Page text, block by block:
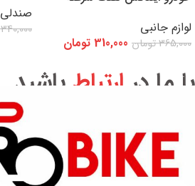
لوازم جانبی
365,000تومان 310,000 تومان
صندلی
340,000
با ما در ارتباط باشید